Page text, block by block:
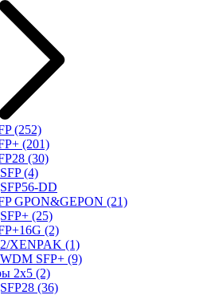
(252)
(201)
(30)
(4)
DD
GPON&GEPON (21)
(25)
(2)
XENPAK (1)
SFP+ (9)
2x5 (2)
(36)